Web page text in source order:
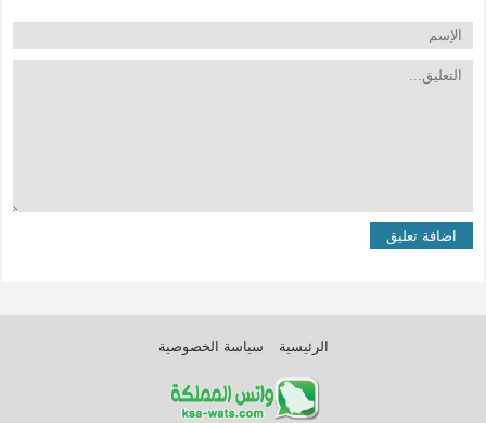
الرئيسية سياسة الخصوصية